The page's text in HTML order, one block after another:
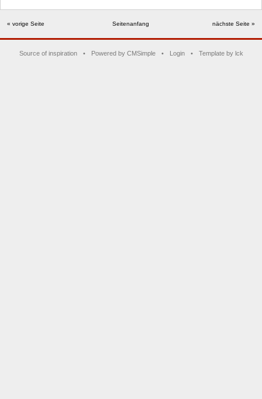
« vorige Seite Seitenanfang nächste Seite »
Source of inspiration • Powered by CMSimple • Login • Template by lck